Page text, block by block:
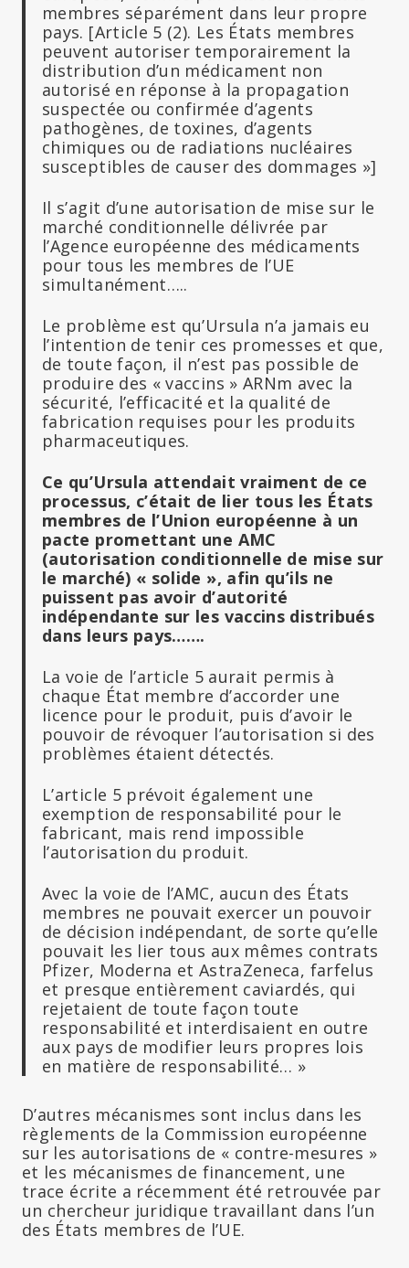
membres séparément dans leur propre
pays. [Article 5 (2). Les États membres
peuvent autoriser temporairement la
distribution d’un médicament non
autorisé en réponse à la propagation
suspectée ou confirmée d’agents
pathogènes, de toxines, d’agents
chimiques ou de radiations nucléaires
susceptibles de causer des dommages »]
Il s’agit d’une autorisation de mise sur le
marché conditionnelle délivrée par
l’Agence européenne des médicaments
pour tous les membres de l’UE
simultanément…..
Le problème est qu’Ursula n’a jamais eu
l’intention de tenir ces promesses et que,
de toute façon, il n’est pas possible de
produire des « vaccins » ARNm avec la
sécurité, l’efficacité et la qualité de
fabrication requises pour les produits
pharmaceutiques.
Ce qu’Ursula attendait vraiment de ce
processus, c’était de lier tous les États
membres de l’Union européenne à un
pacte promettant une AMC
(autorisation conditionnelle de mise sur
le marché) « solide », afin qu’ils ne
puissent pas avoir d’autorité
indépendante sur les vaccins distribués
dans leurs pays…….
La voie de l’article 5 aurait permis à
chaque État membre d’accorder une
licence pour le produit, puis d’avoir le
pouvoir de révoquer l’autorisation si des
problèmes étaient détectés.
L’article 5 prévoit également une
exemption de responsabilité pour le
fabricant, mais rend impossible
l’autorisation du produit.
Avec la voie de l’AMC, aucun des États
membres ne pouvait exercer un pouvoir
de décision indépendant, de sorte qu’elle
pouvait les lier tous aux mêmes contrats
Pfizer, Moderna et AstraZeneca, farfelus
et presque entièrement caviardés, qui
rejetaient de toute façon toute
responsabilité et interdisaient en outre
aux pays de modifier leurs propres lois
en matière de responsabilité… »
D’autres mécanismes sont inclus dans les
règlements de la Commission européenne
sur les autorisations de « contre-mesures »
et les mécanismes de financement, une
trace écrite a récemment été retrouvée par
un chercheur juridique travaillant dans l’un
des États membres de l’UE.